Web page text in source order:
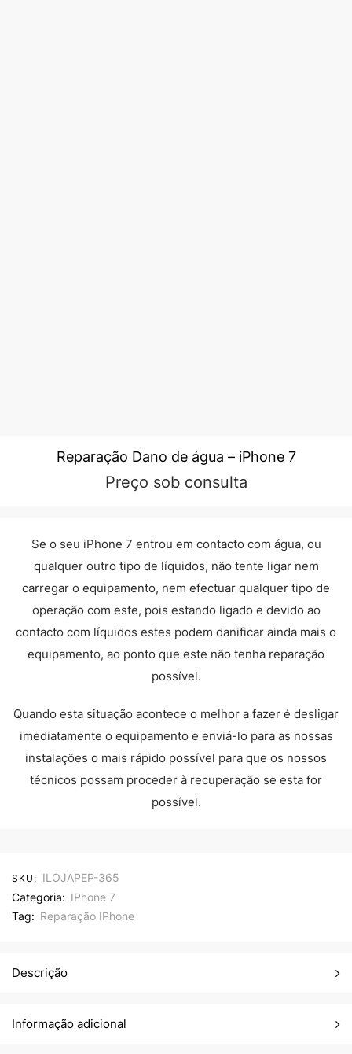
Reparação Dano de água – iPhone 7
Preço sob consulta
Se o seu iPhone 7 entrou em contacto com água, ou
qualquer outro tipo de líquidos, não tente ligar nem
carregar o equipamento, nem efectuar qualquer tipo de
operação com este, pois estando ligado e devido ao
contacto com líquidos estes podem danificar ainda mais o
equipamento, ao ponto que este não tenha reparação
possível.
Quando esta situação acontece o melhor a fazer é desligar
imediatamente o equipamento e enviá-lo para as nossas
instalações o mais rápido possível para que os nossos
técnicos possam proceder à recuperação se esta for
possível.
SKU: ILOJAPEP-365
Categoria: IPhone 7
Tag: Reparação IPhone
Descrição
Informação adicional